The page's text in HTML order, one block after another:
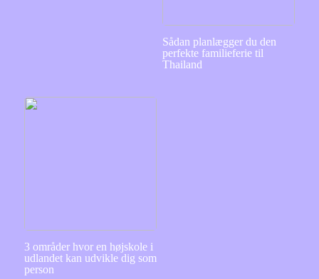
Sådan planlægger du den
perfekte familieferie til
Thailand
3 områder hvor en højskole i
udlandet kan udvikle dig som
person